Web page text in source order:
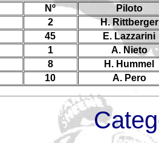
Nº
Piloto
2
H. Rittberger
45
E. Lazzarini
1
A. Nieto
8
H. Hummel
10 A. Pero